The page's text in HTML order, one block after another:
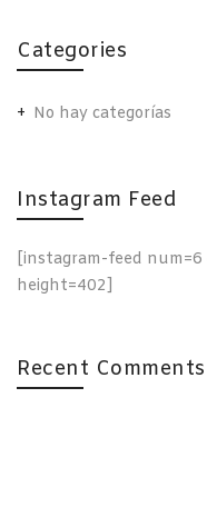
Categories
No hay categorías
Instagram Feed
[instagram-feed
height=402]
Recent Comments